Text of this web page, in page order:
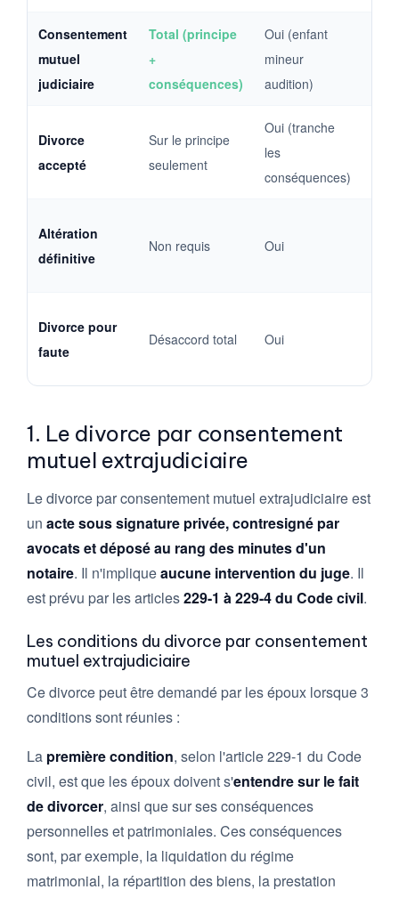
Consentement
mutuel
judiciaire
Total (principe
+
conséquences)
Oui (enfant
mineur
audition)
Divorce
accepté
Sur le principe
seulement
Oui (tranche
les
conséquences)
Altération
définitive
Non requis Oui
Divorce pour
faute
Désaccord total Oui
1. Le divorce par consentement
mutuel extrajudiciaire
Le divorce par consentement mutuel extrajudiciaire est
un acte sous signature privée, contresigné par
avocats et déposé au rang des minutes d'un
notaire. Il n'impliqueaucune intervention du juge. Il
est prévu par les articles229-1 à 229-4 du Code civil.
Les conditions du divorce par consentement
mutuel extrajudiciaire
Ce divorce peut être demandé par les époux lorsque 3
conditions sont réunies :
La première condition, selon l'article 229-1 du Code
civil, est que les époux doivent s'entendre sur le fait
de divorcer, ainsi que sur ses conséquences
personnelles et patrimoniales. Ces conséquences
sont, par exemple, la liquidation du régime
matrimonial, la répartition des biens, la prestation